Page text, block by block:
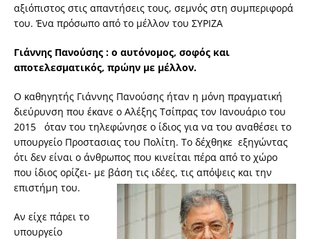
αξιόπιστος στις απαντήσεις τους, σεμνός στη συμπεριφορά
του. Ένα πρόσωπο από το μέλλον του ΣΥΡΙΖΑ
Γιάννης Πανούσης : ο αυτόνομος, σοφός και
αποτελεσματικός, πρώην με μέλλον.
Ο καθηγητής Γιάννης Πανούσης ήταν η μόνη πραγματική
διεύρυνση που έκανε ο Αλέξης Τσίπρας τον Ιανουάριο του
2015 όταν του τηλεφώνησε ο ίδιος για να του αναθέσει το
υπουργείο Προστασιας του Πολίτη. Το δέχθηκε εξηγώντας
ότι δεν είναι ο άνθρωπος που κινείται πέρα από το χώρο
που ίδιος ορίζει- με βάση τις ιδέες, τις απόψεις και την
επιστήμη του.
Αν είχε πάρει το
υπουργείο